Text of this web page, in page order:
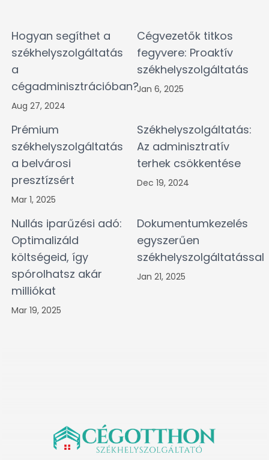
Hogyan segíthet a
székhelyszolgáltatás
a
cégadminisztrációban?
Aug 27, 2024
Cégvezetők titkos
fegyvere: Proaktív
székhelyszolgáltatás
Jan 6, 2025
Prémium
székhelyszolgáltatás
a belvárosi
presztízsért
Mar 1, 2025
Székhelyszolgáltatás:
Az adminisztratív
terhek csökkentése
Dec 19, 2024
Nullás iparűzési adó:
Optimalizáld
költségeid, így
spórolhatsz akár
milliókat
Mar 19, 2025
Dokumentumkezelés
egyszerűen
székhelyszolgáltatással
Jan 21, 2025